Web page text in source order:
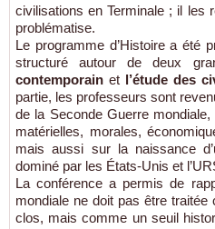
civilisations en Terminale ; il les
problématise.
Le programme d’Histoire a été
structuré autour de deux
contemporain et l’étude des
partie, les professeurs sont
de la Seconde Guerre
matérielles, morales,
mais aussi sur la naissance
dominé par les États-Unis et
La conférence a permis de
mondiale ne doit pas être
clos, mais comme un seuil